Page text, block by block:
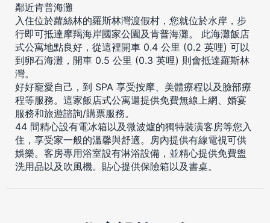
鄰近肯普海灘
入住位於蘿絲林的羅斯林灣渡假村，您就位於水岸，步
行即可抵達摩羯海岸國家公園及肯普海灘。 此海灘飯店
式公寓地點良好，從這裡開車 0.4 公里 (0.2 英哩) 可以
到卵石海灘，開車 0.5 公里 (0.3 英哩) 則會抵達羅斯林
灣。
好好寵愛自己，到 SPA 享受按摩、美體療程以及臉部療
程等服務。這家飯店式公寓還提供免費無線上網、婚宴
服務和旅遊諮詢/購票服務。
44 間精心設有電冰箱以及微波爐的獨特裝潢客房等您入
住，享受家一般的溫馨與舒適。房內提供有線電視可供
娛樂。客房專用浴室設有淋浴設備，並精心提供免費盥
洗用品以及吹風機。貼心提供保險箱以及書桌。